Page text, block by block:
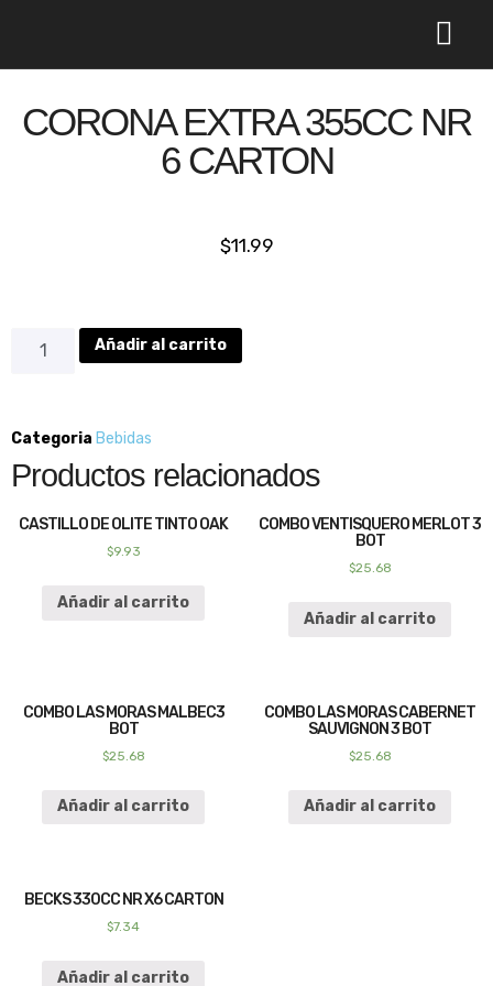
CORONA EXTRA 355CC NR
6 CARTON
$11.99
Añadir al carrito
Categoria Bebidas
Productos relacionados
CASTILLO DE OLITE TINTO OAK
$9.93
Añadir al carrito
COMBO VENTISQUERO MERLOT 3
BOT
$25.68
Añadir al carrito
COMBO LAS MORAS MALBEC3
BOT
$25.68
Añadir al carrito
COMBO LAS MORAS CABERNET
SAUVIGNON 3 BOT
$25.68
Añadir al carrito
BECKS 330CC NR X6 CARTON
$7.34
Añadir al carrito